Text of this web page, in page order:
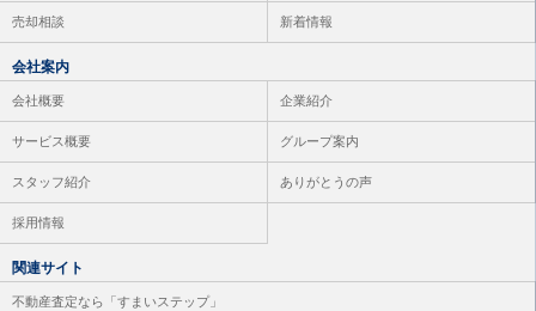
売却相談 新着情報
会社案内
会社概要 企業紹介
サービス概要 グループ案内
スタッフ紹介 ありがとうの声
採用情報
関連サイト
不動産査定なら「すまいステップ」